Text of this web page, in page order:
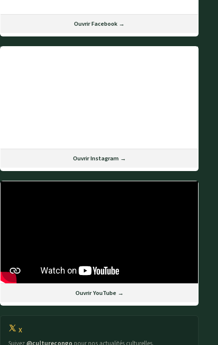
Ouvrir Facebook →
Ouvrir Instagram →
Ouvrir YouTube →
X